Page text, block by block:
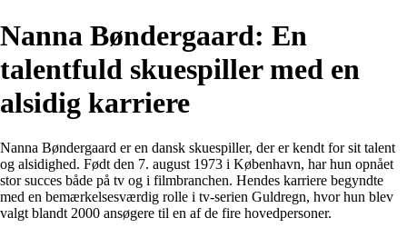
Nanna Bøndergaard: En
talentfuld skuespiller med en
alsidig karriere
Nanna Bøndergaard er en dansk skuespiller, der er kendt for sit talent
og alsidighed. Født den 7. august 1973 i København, har hun opnået
stor succes både på tv og i filmbranchen. Hendes karriere begyndte
med en bemærkelsesværdig rolle i tv-serien Guldregn, hvor hun blev
valgt blandt 2000 ansøgere til en af de fire hovedpersoner.